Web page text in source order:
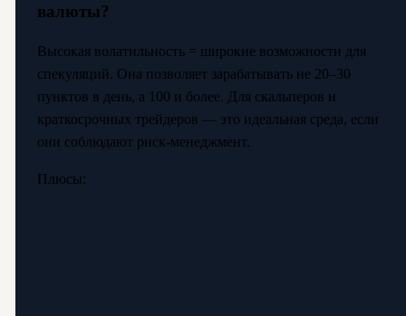
валюты?
Высокая волатильность = широкие возможности для
спекуляций. Она позволяет зарабатывать не 20–30
пунктов в день, а 100 и более. Для скальперов и
краткосрочных трейдеров — это идеальная среда, если
они соблюдают риск-менеджмент.
Плюсы: